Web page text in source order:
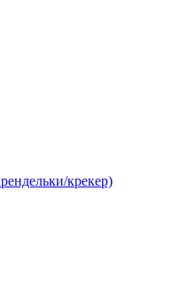
крекер)